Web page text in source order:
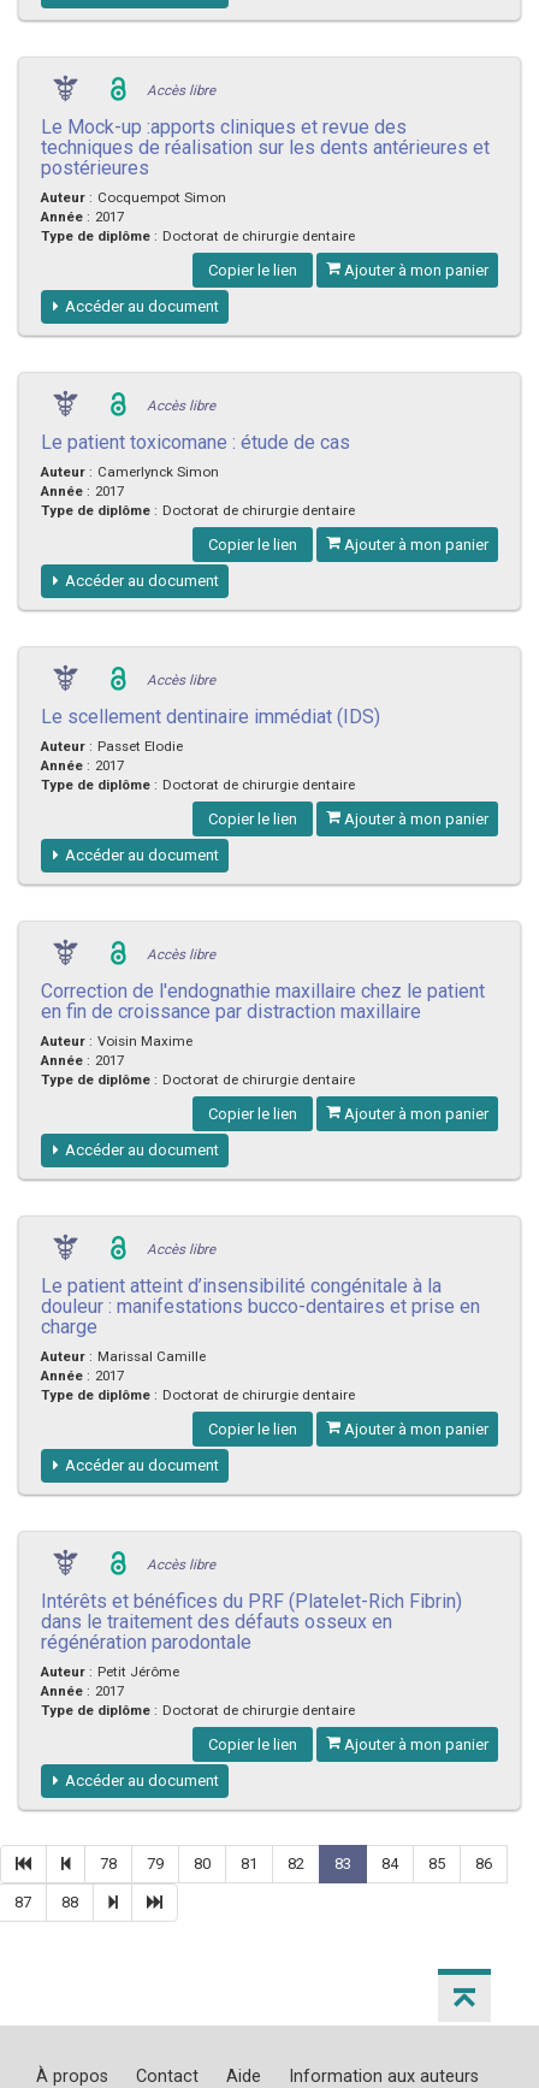
Accès libre
Le Mock-up :apports cliniques et revue des
techniques de réalisation sur les dents antérieures et
postérieures
Auteur : Cocquempot Simon
Année : 2017
Type de diplôme : Doctorat de chirurgie dentaire
Copier le lien Ajouter à mon panier
Accéder au document
Accès libre
Le patient toxicomane : étude de cas
Auteur : Camerlynck Simon
Année : 2017
Type de diplôme : Doctorat de chirurgie dentaire
Copier le lien Ajouter à mon panier
Accéder au document
Accès libre
Le scellement dentinaire immédiat (IDS)
Auteur : Passet Elodie
Année : 2017
Type de diplôme : Doctorat de chirurgie dentaire
Copier le lien Ajouter à mon panier
Accéder au document
Accès libre
Correction de l'endognathie maxillaire chez le patient
en fin de croissance par distraction maxillaire
Auteur : Voisin Maxime
Année : 2017
Type de diplôme : Doctorat de chirurgie dentaire
Copier le lien Ajouter à mon panier
Accéder au document
Accès libre
Le patient atteint d’insensibilité congénitale à la
douleur : manifestations bucco-dentaires et prise en
charge
Auteur : Marissal Camille
Année : 2017
Type de diplôme : Doctorat de chirurgie dentaire
Copier le lien Ajouter à mon panier
Accéder au document
Accès libre
Intérêts et bénéfices du PRF (Platelet-Rich Fibrin)
dans le traitement des défauts osseux en
régénération parodontale
Auteur : Petit Jérôme
Année : 2017
Type de diplôme : Doctorat de chirurgie dentaire
Copier le lien Ajouter à mon panier
Accéder au document
78 79 80 81 82 83 84 85 86
87 88
À propos Contact Aide Information aux auteurs